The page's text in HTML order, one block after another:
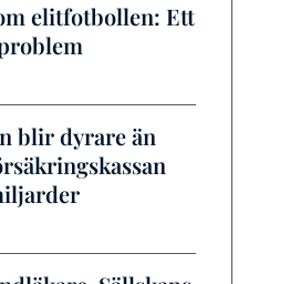
elitfotbollen: Ett
blir dyrare än